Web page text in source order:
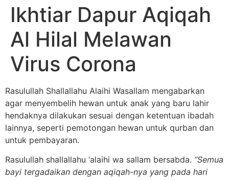
Ikhtiar Dapur Aqiqah
Al Hilal Melawan
Virus Corona
Rasulullah Shallallahu Alaihi Wasallam mengabarkan
agar menyembelih hewan untuk anak yang baru lahir
hendaknya dilakukan sesuai dengan ketentuan ibadah
lainnya, seperti pemotongan hewan untuk qurban dan
untuk pembayaran.
Rasulullah shallallahu ‘alaihi wa sallam bersabda. “Semua
bayi tergadaikan dengan aqiqah-nya yang pada hari